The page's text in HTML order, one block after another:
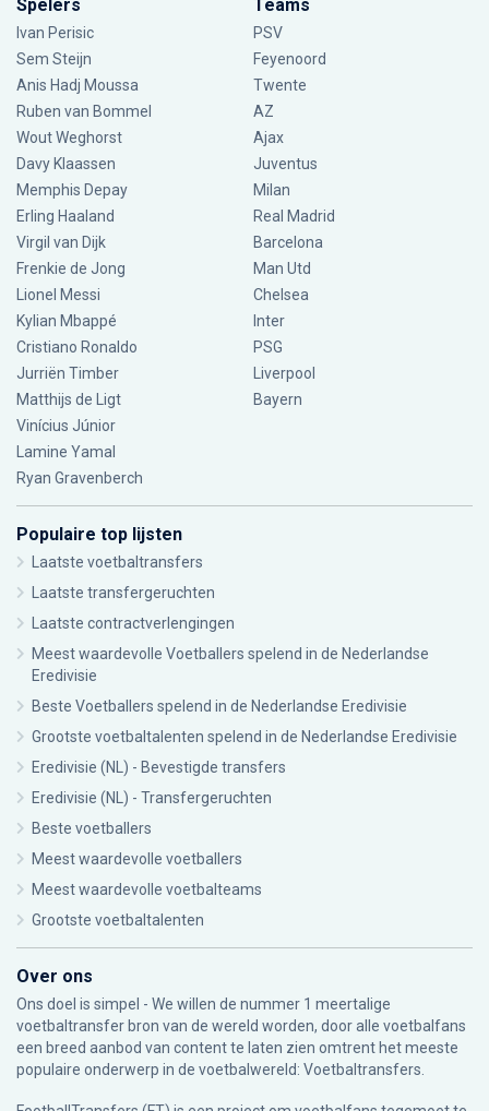
Spelers
Ivan Perisic
Sem Steijn
Anis Hadj Moussa
Ruben van Bommel
Wout Weghorst
Davy Klaassen
Memphis Depay
Erling Haaland
Virgil van Dijk
Frenkie de Jong
Lionel Messi
Kylian Mbappé
Cristiano Ronaldo
Jurriën Timber
Matthijs de Ligt
Vinícius Júnior
Lamine Yamal
Ryan Gravenberch
Teams
PSV
Feyenoord
Twente
AZ
Ajax
Juventus
Milan
Real Madrid
Barcelona
Man Utd
Chelsea
Inter
PSG
Liverpool
Bayern
Populaire top lijsten
Laatste voetbaltransfers
Laatste transfergeruchten
Laatste contractverlengingen
Meest waardevolle Voetballers spelend in de Nederlandse
Eredivisie
Beste Voetballers spelend in de Nederlandse Eredivisie
Grootste voetbaltalenten spelend in de Nederlandse Eredivisie
Eredivisie (NL) - Bevestigde transfers
Eredivisie (NL) - Transfergeruchten
Beste voetballers
Meest waardevolle voetballers
Meest waardevolle voetbalteams
Grootste voetbaltalenten
Over ons
Ons doel is simpel - We willen de nummer 1 meertalige
voetbaltransfer bron van de wereld worden, door alle voetbalfans
een breed aanbod van content te laten zien omtrent het meeste
populaire onderwerp in de voetbalwereld: Voetbaltransfers.